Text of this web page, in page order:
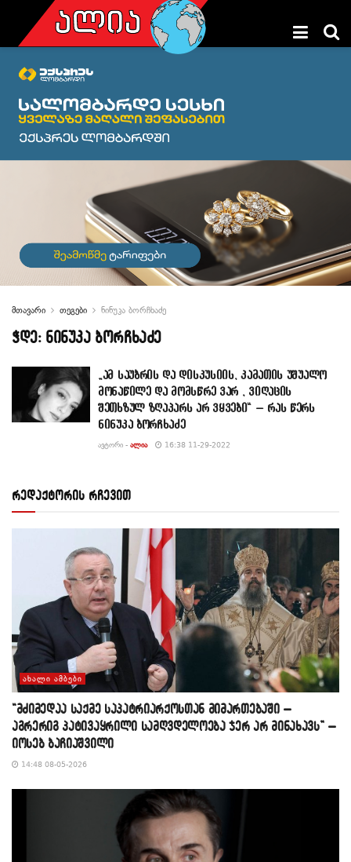
მთავარი თეგები ნინუკა ბორჩხაძე
ჭდე: ნინუკა ბორჩხაძე
„ამ საუბრის და დისკუსიის, კამათის უშუალო
მონაწილე და მომსწრე ვარ , ვიღაცის
შეთხზულ ზღაპარს არ ვყვები“ – რას წერს
ნინუკა ბორჩხაძე
ᲐᲕᲢᲝᲠᲘ - ᲐᲚᲘᲐ 16:38 11-29-2022
რედაქტორის რჩევით
ᲐᲮᲐᲚᲘ ᲐᲛᲑᲔᲑᲘ
“მძიმედაა საქმე საპატრიარქოსთან მიმართებაში –
აგრერიგ პატივაყრილი სამღვდელოება ჯერ არ მინახავს” –
იოსებ ბაჩიაშვილი
14:48 08-05-2026